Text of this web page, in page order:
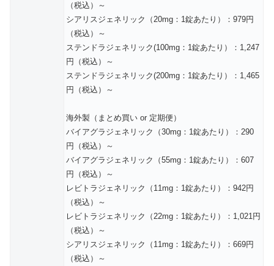
（税込）～
シアリスジェネリック（20mg：1錠あたり）：979円
（税込）～
ステンドラジェネリック(100mg：1錠あたり）：1,247
円（税込）～
ステンドラジェネリック(200mg：1錠あたり）：1,465
円（税込）～
海外製（まとめ買い or 定期便）
バイアグラジェネリック（30mg：1錠あたり）：290
円（税込）～
バイアグラジェネリック（55mg：1錠あたり）：607
円（税込）～
レビトラジェネリック（11mg：1錠あたり）：942円
（税込）～
レビトラジェネリック（22mg：1錠あたり）：1,021円
（税込）～
シアリスジェネリック（11mg：1錠あたり）：669円
（税込）～